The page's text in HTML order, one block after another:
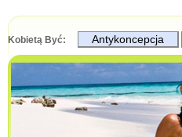
Kobietą Być: Antykoncepcja